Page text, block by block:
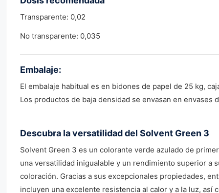
Transparente: 0,02
No transparente: 0,035
Embalaje:
El embalaje habitual es en bidones de papel de 25 kg,
Los productos de baja densidad se envasan en envases
Descubra la versatilidad del Solvent Green 3
Solvent Green 3 es un colorante verde azulado de
una versatilidad inigualable y un rendimiento superior a
coloración. Gracias a sus excepcionales propiedades,
incluyen una excelente resistencia al calor y a la luz, así